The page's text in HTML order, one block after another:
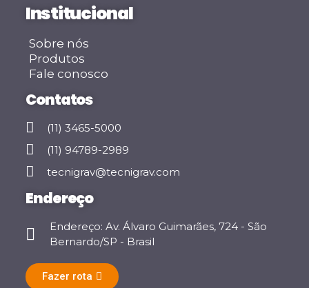
Institucional
Sobre nós
Produtos
Fale conosco
Contatos
(11) 3465-5000
(11) 94789-2989
tecnigrav@tecnigrav.com
Endereço
Endereço: Av. Álvaro Guimarães, 724 - São
Bernardo/SP - Brasil
Fazer rota